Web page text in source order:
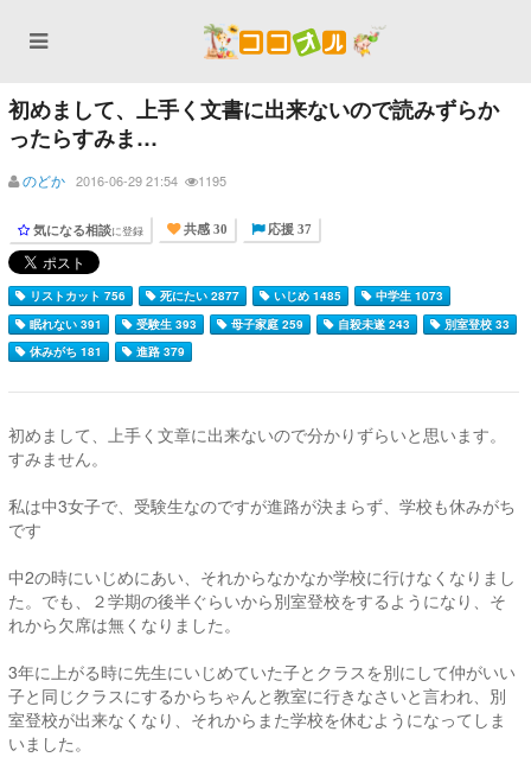
初めまして、上手く文書に出来ないので読みずらか
ったらすみま…
のどか 2016-06-29 21:54 1195
気になる相談に登録 共感 30 応援 37
リストカット 756 死にたい 2877 いじめ 1485
中学生 1073
眠れない 391
受験生 393 母子家庭 259 自殺未遂 243
別室登校 33
休みがち 181
進路 379
初めまして、上手く文章に出来ないので分かりずらいと思います。
すみません。
私は中3女子で、受験生なのですが進路が決まらず、学校も休みがち
です
中2の時にいじめにあい、それからなかなか学校に行けなくなりまし
た。でも、２学期の後半ぐらいから別室登校をするようになり、そ
れから欠席は無くなりました。
3年に上がる時に先生にいじめていた子とクラスを別にして仲がいい
子と同じクラスにするからちゃんと教室に行きなさいと言われ、別
室登校が出来なくなり、それからまた学校を休むようになってしま
いました。